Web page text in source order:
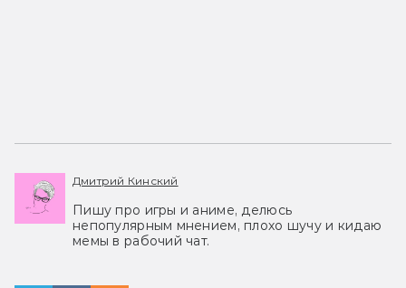
Дмитрий Кинский
Пишу про игры и аниме, делюсь
непопулярным мнением, плохо шучу и кидаю
мемы в рабочий чат.